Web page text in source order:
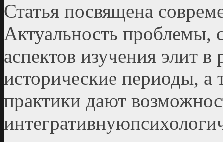
Статья посвящена
Актуальность проблемы,
аспектов изучения элит
исторические периоды, а
практики дают